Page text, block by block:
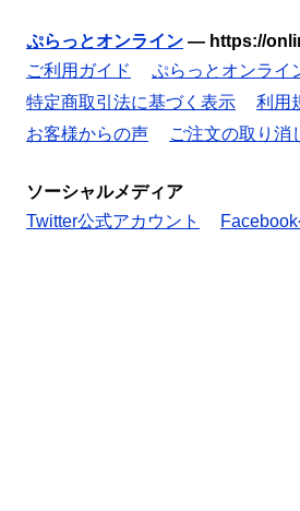
ぷらっとオンライン — https://
ご利用ガイド
ぷらっとオンライ
特定商取引法に基づく表示
利用
お客様からの声
ご注文の取り消
ソーシャルメディア
Twitter公式アカウント